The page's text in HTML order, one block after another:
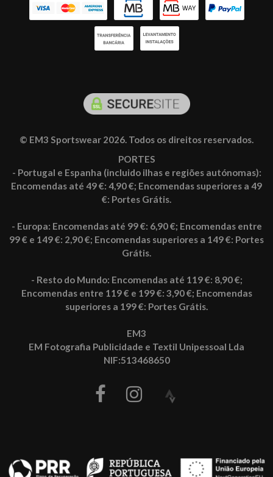
© EM3 Sportswear 2026. Todos os direitos reservados.
PORTES
- Portugal e Espanha (incluido ilhas e regiões autónomas):
Encomendas até 49 €: 4,90 €; Encomendas superiores a 49
€: Portes Grátis.
- Europa: Encomendas até 99 €: 6,90 €; Encomendas entre
99 € e 149 €: 2,90 €; Encomendas superiores a 149 €: Portes
Grátis.
- Resto do Mundo: Encomendas até 119 €: 8,90 €;
Encomendas entre 119 € e 199 €: 3,90 €; Encomendas
superiores a 199 €: Portes Grátis.
EM3
EM Fotografia Publicidade e Textil Unipessoal Lda
NIF:513468650